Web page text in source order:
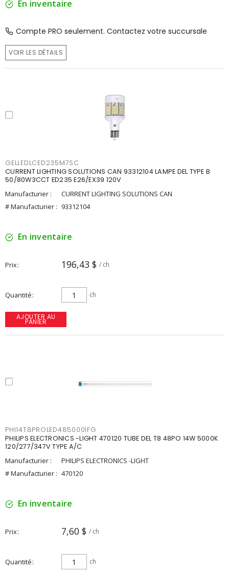
En inventaire
Compte PRO seulement. Contactez votre succursale
VOIR LES DÉTAILS
GELLEDLCED235M7SC
CURRENT LIGHTING SOLUTIONS CAN 93312104 LAMPE DEL TYPE B
50/80W3CCT ED235 E26/EX39 120V
Manufacturier :
CURRENT LIGHTING SOLUTIONS CAN
# Manufacturier : 93312104
En inventaire
Prix 196,43 $ / ch
Quantité ch
AJOUTER AU
PANIER
PHI14T8PROLED485000IFG
PHILIPS ELECTRONICS -LIGHT 470120 TUBE DEL T8 48PO 14W 5000K
120/277/347V TYPE A/C
Manufacturier :
PHILIPS ELECTRONICS -LIGHT
# Manufacturier : 470120
En inventaire
Prix 7,60 $ / ch
Quantité ch